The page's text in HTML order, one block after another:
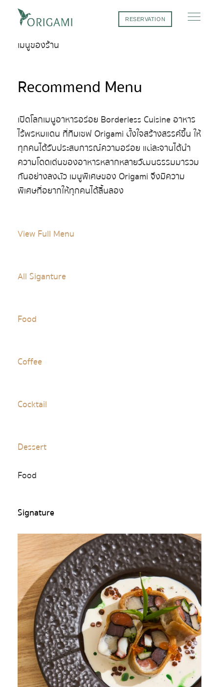
RESERVATION
Our Menu
เมนูของร้าน
Recommend Menu
เปิดโลกเมนูอาหารอร่อย Borderless Cuisine อาหาร
ไร้พรหมแดน ที่ทีมเชฟ Origami ตั้งใจสร้างสรรค์ขึ้น ให้
ทุกคนได้รับประสบการณ์ความอร่อย แต่ละจานได้นำ
ความโดดเด่นของอาหารหลากหลายวัฒนธรรมมารวม
กันอย่างลงตัว เมนูพิเศษของ Origami จึงมีความ
พิเศษที่อยากให้ทุกคนได้ลิ้นลอง
View Full Menu
All Siganture
Food
Coffee
Cocktail
Dessert
Food
Signature